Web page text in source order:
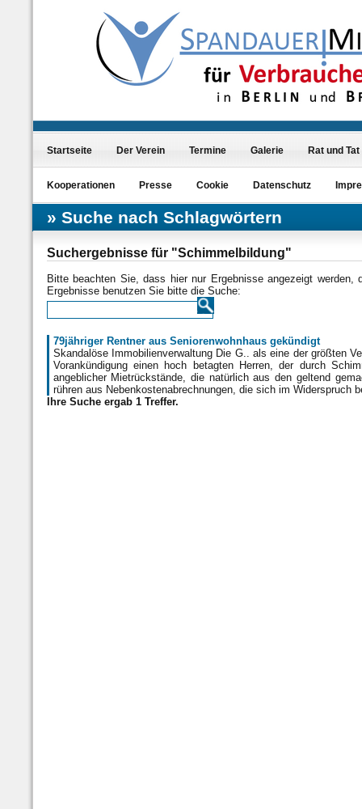
Startseite Der Verein Termine Galerie Rat und Tat
Kooperationen Presse Cookie Datenschutz
Suche nach Schlagwörtern
Suchergebnisse für "Schimmelbildung"
Bitte beachten Sie, dass hier nur Ergebnisse angezeigt
Ergebnisse benutzen Sie bitte die Suche:
79jähriger Rentner aus Seniorenwohnhaus gekündigt
Skandalöse Immobilienverwaltung Die G.. als eine der größten
Vorankündigung einen hoch betagten Herren, der durch
angeblicher Mietrückstände, die natürlich aus den geltend
rühren aus Nebenkostenabrechnungen, die sich im
Ihre Suche ergab 1 Treffer.